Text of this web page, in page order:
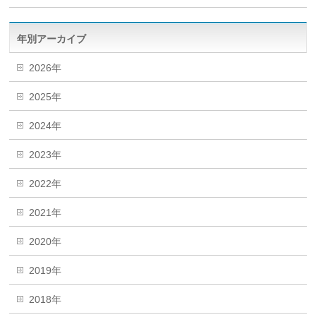
年別アーカイブ
2026年
2025年
2024年
2023年
2022年
2021年
2020年
2019年
2018年